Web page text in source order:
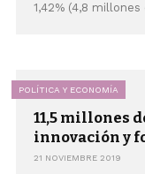
1,42% (4,8
POLÍTICA Y ECONOMÍA
11,5 millones
innovación y
21 NOVIEMBRE 2019